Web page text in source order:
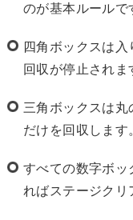
のが基本ルールで
四角ボックスは
回収が停止されま
三角ボックスは
だけを回収します
すべての数字ボッ
ればステージクリ